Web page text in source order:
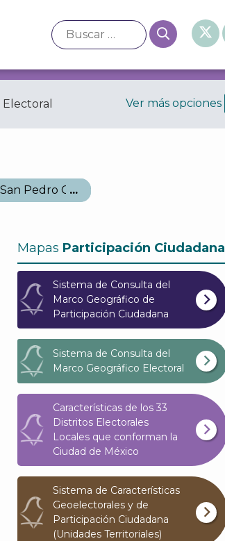
Ver más opciones
Pedro Cuajimalpa
Mapas Participación Ciudadana
Sistema de Consulta del
Marco Geográfico de
Participación Ciudadana
Sistema de Consulta del
Marco Geográfico Electoral
Características de los 33
Distritos Electorales
Locales que conforman la
Ciudad de México
Sistema de Características
Geoelectorales y de
Participación Ciudadana
(Unidades Territoriales)